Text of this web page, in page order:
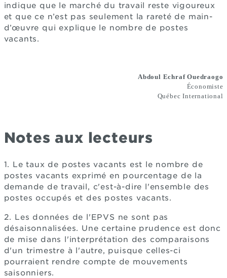
indique que le marché du travail reste vigoureux
et que ce n’est pas seulement la rareté de main-
d’œuvre qui explique le nombre de postes
vacants.
Abdoul Echraf Ouedraogo
Économiste
Québec International
Notes aux lecteurs
1. Le taux de postes vacants est le nombre de
postes vacants exprimé en pourcentage de la
demande de travail, c'est-à-dire l'ensemble des
postes occupés et des postes vacants.
2. Les données de l'EPVS ne sont pas
désaisonnalisées. Une certaine prudence est donc
de mise dans l'interprétation des comparaisons
d'un trimestre à l'autre, puisque celles-ci
pourraient rendre compte de mouvements
saisonniers.